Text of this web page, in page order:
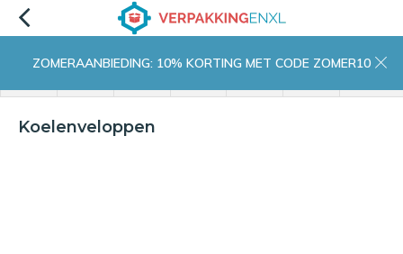
ZOMERAANBIEDING: 10% KORTING MET CODE ZOMER10
Koelenveloppen